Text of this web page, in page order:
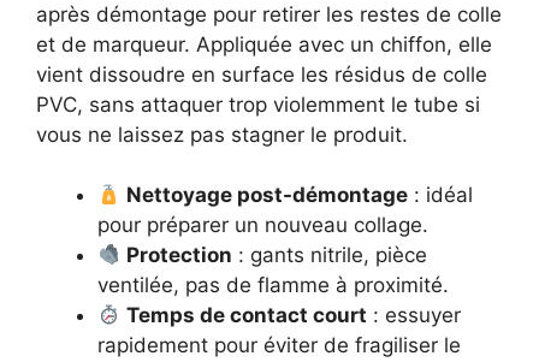
après démontage pour retirer les restes de colle
et de marqueur. Appliquée avec un chiffon, elle
vient dissoudre en surface les résidus de colle
PVC, sans attaquer trop violemment le tube si
vous ne laissez pas stagner le produit.
Nettoyage post-démontage : idéal
pour préparer un nouveau collage.
Protection : gants nitrile, pièce
ventilée, pas de flamme à proximité.
Temps de contact court : essuyer
rapidement pour éviter de fragiliser le